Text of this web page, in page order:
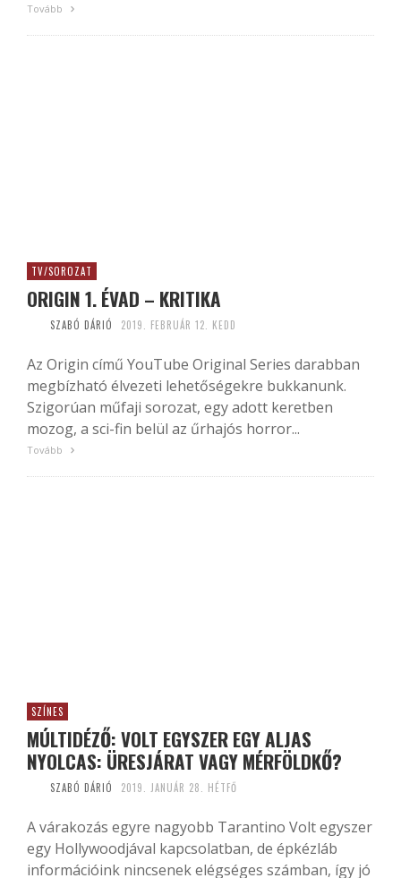
Tovább
TV/SOROZAT
ORIGIN 1. ÉVAD – KRITIKA
SZABÓ DÁRIÓ 2019. FEBRUÁR 12. KEDD
Az Origin című YouTube Original Series darabban
megbízható élvezeti lehetőségekre bukkanunk.
Szigorúan műfaji sorozat, egy adott keretben
mozog, a sci-fin belül az űrhajós horror...
Tovább
SZÍNES
MÚLTIDÉZŐ: VOLT EGYSZER EGY ALJAS
NYOLCAS: ÜRESJÁRAT VAGY MÉRFÖLDKŐ?
SZABÓ DÁRIÓ 2019. JANUÁR 28. HÉTFŐ
A várakozás egyre nagyobb Tarantino Volt egyszer
egy Hollywoodjával kapcsolatban, de épkézláb
információink nincsenek elégséges számban, így jó